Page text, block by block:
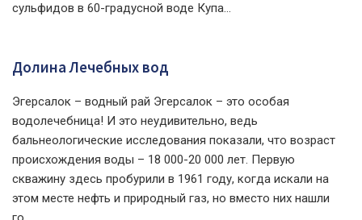
сульфидов в 60-градусной воде Купа...
Долина Лечебных вод
Эгерсалок – водный рай Эгерсалок – это особая
водолечебница! И это неудивительно, ведь
бальнеологические исследования показали, что возраст
происхождения воды – 18 000-20 000 лет. Первую
скважину здесь пробурили в 1961 году, когда искали на
этом месте нефть и природный газ, но вместо них нашли